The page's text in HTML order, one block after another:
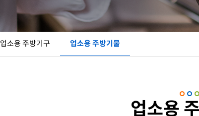
업소용 주방기구 업소용 주방기물
업소용